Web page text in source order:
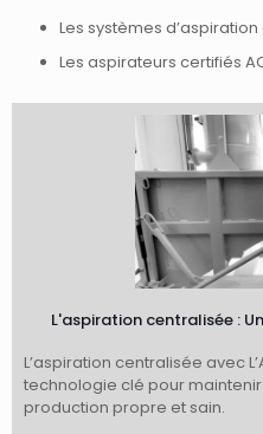
Les systèmes
Les aspirateurs certifiés
L'aspiration centralisée :
L’aspiration centralisée avec
technologie clé pour
production propre et sain.